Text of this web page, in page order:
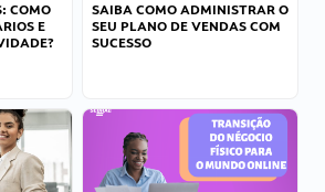
COMO
E
SAIBA COMO ADMINISTRAR O
SEU PLANO DE VENDAS COM
SUCESSO